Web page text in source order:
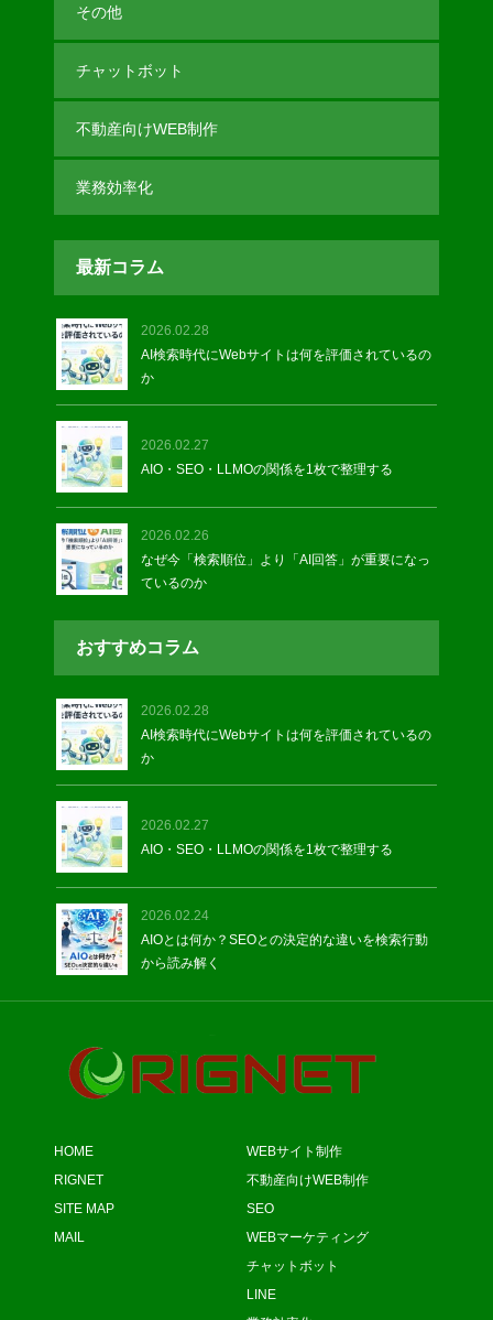
その他
チャットボット
不動産向けWEB制作
業務効率化
最新コラム
2026.02.28
AI検索時代にWebサイトは何を評価されているの
か
2026.02.27
AIO・SEO・LLMOの関係を1枚で整理する
2026.02.26
なぜ今「検索順位」より「AI回答」が重要になっ
ているのか
おすすめコラム
2026.02.28
AI検索時代にWebサイトは何を評価されているの
か
2026.02.27
AIO・SEO・LLMOの関係を1枚で整理する
2026.02.24
AIOとは何か？SEOとの決定的な違いを検索行動
から読み解く
HOME
RIGNET
SITE MAP
MAIL
WEBサイト制作
不動産向けWEB制作
SEO
WEBマーケティング
チャットボット
LINE